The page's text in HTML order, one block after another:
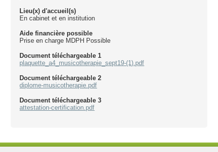
Lieu(x) d'accueil(s)
En cabinet et en institution
Aide financière possible
Prise en charge MDPH Possible
Document téléchargeable 1
plaquette_a4_musicotherapie_sept19-(1).pdf
Document téléchargeable 2
diplome-musicotherapie.pdf
Document téléchargeable 3
attestation-certification.pdf